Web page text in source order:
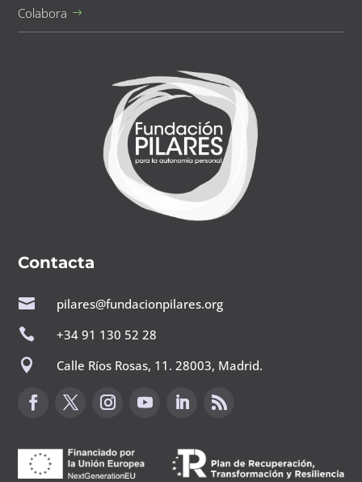
Colabora
Contacta

pilares@fundacionpilares.org

+34 91 130 52 28

Calle Ríos Rosas, 11. 28003, Madrid.